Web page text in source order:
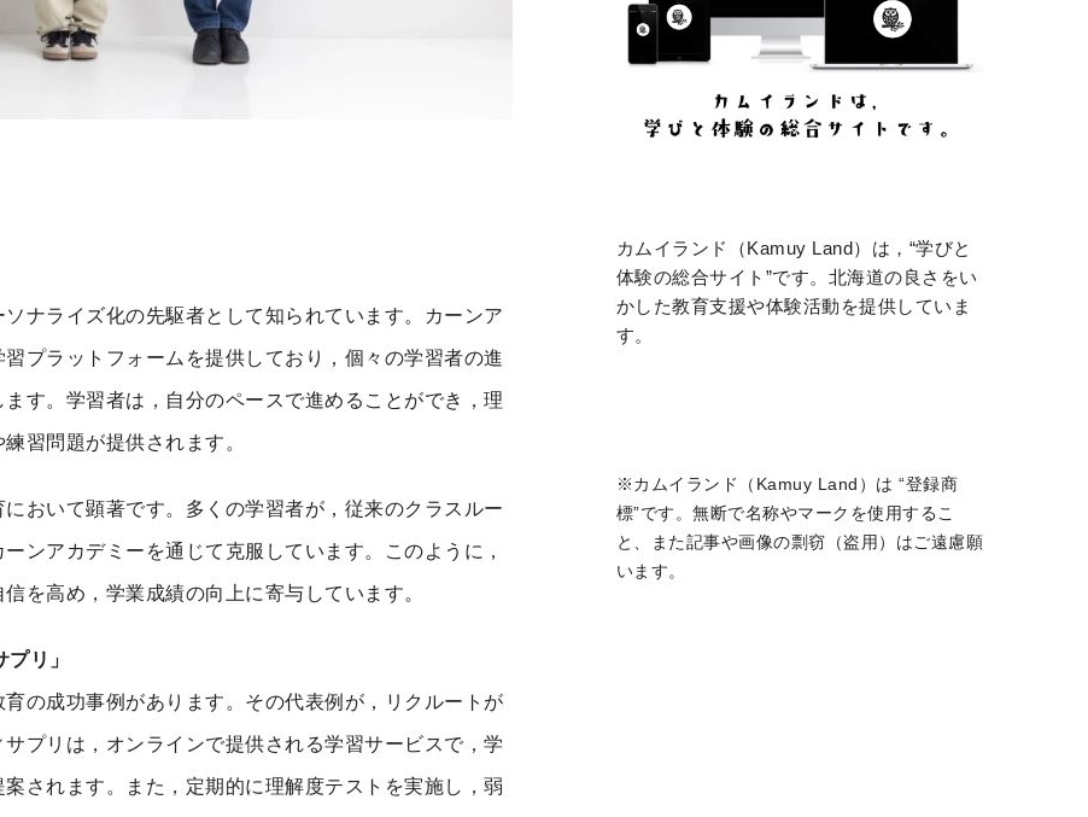
ナライズ化の先駆者として知られています。カーンア
プラットフォームを提供しており，個々の学習者の進
す。学習者は，自分のペースで進めることができ，理
習問題が提供されます。
おいて顕著です。多くの学習者が，従来のクラスルー
ンアカデミーを通じて克服しています。このように，
を高め，学業成績の向上に寄与しています。
リ」
の成功事例があります。その代表例が，リクルートが
プリは，オンラインで提供される学習サービスで，学
されます。また，定期的に理解度テストを実施し，弱
カムイランド（Kamuy Land）は，“学びと
体験の総合サイト”です。北海道の良さをい
かした教育支援や体験活動を提供していま
す。
※カムイランド（Kamuy Land）は “登録商
標”です。無断で名称やマークを使用するこ
と、また記事や画像の剽窃（盗用）はご遠慮願
います。